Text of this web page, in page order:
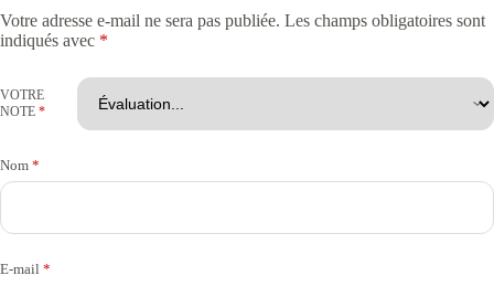
Votre adresse e-mail ne sera pas publiée. Les champs obligatoires sont
indiqués avec *
VOTRE
NOTE *
Nom *
E-mail *